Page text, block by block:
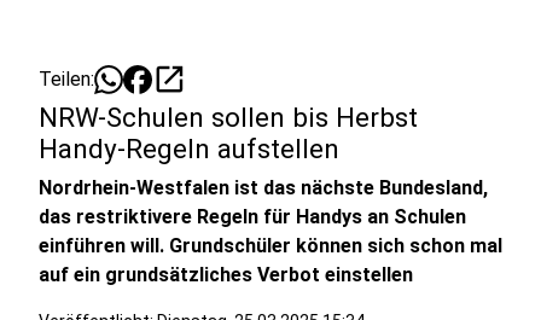
Teilen: open_in_new
NRW-Schulen sollen bis Herbst
Handy-Regeln aufstellen
Nordrhein-Westfalen ist das nächste Bundesland,
das restriktivere Regeln für Handys an Schulen
einführen will. Grundschüler können sich schon mal
auf ein grundsätzliches Verbot einstellen